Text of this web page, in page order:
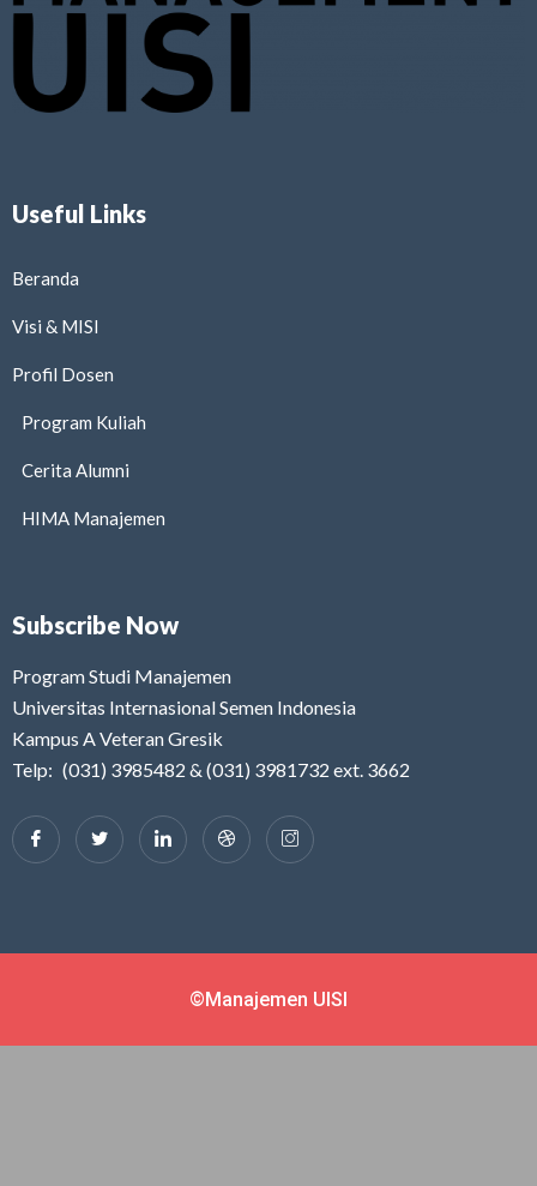
Useful Links
Beranda
Visi & MISI
Profil Dosen
Program Kuliah
Cerita Alumni
HIMA Manajemen
Subscribe Now
Program Studi Manajemen
Universitas Internasional Semen Indonesia
Kampus A Veteran Gresik
Telp: (031) 3985482 & (031) 3981732 ext. 3662
©Manajemen UISI